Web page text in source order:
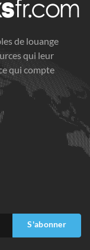
de louange
qui leur
qui compte
S'abonner